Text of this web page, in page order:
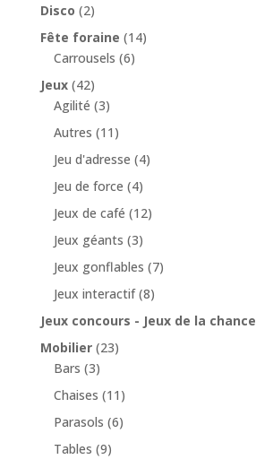
Disco (2)
Fête foraine (14)
Carrousels (6)
Jeux (42)
Agilité (3)
Autres (11)
Jeu d'adresse (4)
Jeu de force (4)
Jeux de café (12)
Jeux géants (3)
Jeux gonflables (7)
Jeux interactif (8)
Jeux concours - Jeux de la chance
Mobilier (23)
Bars (3)
Chaises (11)
Parasols (6)
Tables (9)